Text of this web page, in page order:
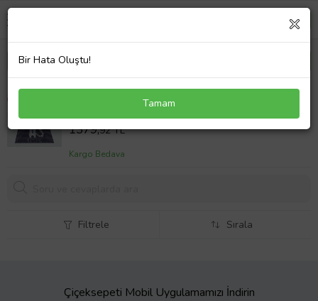
Kedili Halı Kedi Desenli Renkli Dijital Baskı
Yıkanabilir Kaymaz Taban Bebek ve Çocuk Odası
Halısı (Lacivert)
Sepet Fiyatı
1379,92 TL
Kargo Bedava
Filtrele Sırala
Çiçeksepeti Mobil Uygulamamızı İndirin
Bir Hata Oluştu!
Tamam